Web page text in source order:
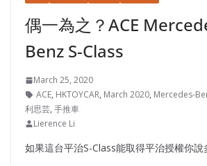
偶一為之？ACE
Benz S-Class
March 25, 2020
ACE, HKTOYCAR, March 2020, Mercedes-
利思芸, 手推車
Lierence Li
如果這台平治S-Class能取得平治授權你說